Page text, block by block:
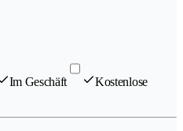
Im Geschäft
Kostenlose